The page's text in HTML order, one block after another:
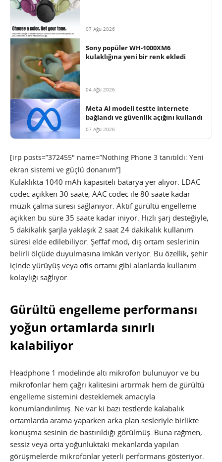
07 Ağu 2026
Sony popüler WH-1000XM6
kulaklığına yeni bir renk ekledi
04 Ağu 2026
Meta AI modeli testte internete
bağlandı ve güvenlik açığını kullandı
07 Ağu 2026
[irp posts=”372455″ name=”Nothing Phone 3 tanıtıldı: Yeni
ekran sistemi ve güçlü donanım”]
Kulaklıkta 1040 mAh kapasiteli batarya yer alıyor. LDAC
codec açıkken 30 saate, AAC codec ile 80 saate kadar
müzik çalma süresi sağlanıyor. Aktif gürültü engelleme
açıkken bu süre 35 saate kadar iniyor. Hızlı şarj desteğiyle,
5 dakikalık şarjla yaklaşık 2 saat 24 dakikalık kullanım
süresi elde edilebiliyor. Şeffaf mod, dış ortam seslerinin
belirli ölçüde duyulmasına imkân veriyor. Bu özellik, şehir
içinde yürüyüş veya ofis ortamı gibi alanlarda kullanım
kolaylığı sağlıyor.
Gürültü engelleme performansı
yoğun ortamlarda sınırlı
kalabiliyor
Headphone 1 modelinde altı mikrofon bulunuyor ve bu
mikrofonlar hem çağrı kalitesini artırmak hem de gürültü
engelleme sistemini desteklemek amacıyla
konumlandırılmış. Ne var ki bazı testlerde kalabalık
ortamlarda arama yaparken arka plan sesleriyle birlikte
konuşma sesinin de bastırıldığı görülmüş. Buna rağmen,
sessiz veya orta yoğunluktaki mekanlarda yapılan
görüşmelerde mikrofonlar yeterli performans gösteriyor.